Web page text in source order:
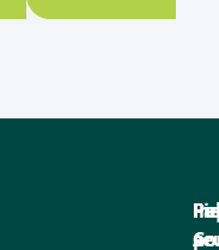
e
A